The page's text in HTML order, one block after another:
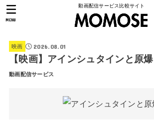
動画配信サービス比較サイト
MENU
映画 2026.08.01
【映画】アインシュタインと原爆
動画配信サービス